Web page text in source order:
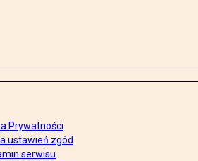
Prywatności
ustawień zgód
serwisu